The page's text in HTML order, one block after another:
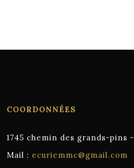
COORDONNÉES
1745 chemin des grands-pins
Mail : ecuriemmc@gmail.com